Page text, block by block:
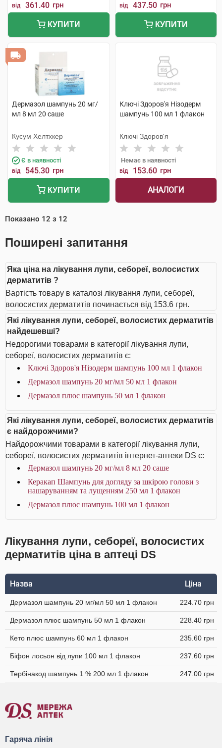
від 361.40 грн
КУПИТИ
від 437.50 грн
КУПИТИ
Дермазол шампунь 20 мг/
мл 8 мл 20 саше
Кусум Хелтхкер
Є в наявності
від 545.30 грн
КУПИТИ
Ключі Здоров'я Нізодерм
шампунь 100 мл 1 флакон
Ключі Здоров'я
Немає в наявності
від 153.60 грн
АНАЛОГИ
Показано 12 з 12
Поширені запитання
Яка ціна на лікування лупи, себореї, волосистих
дерматитів ?
Вартість товару в каталозі лікування лупи, себореї,
волосистих дерматитів починається від 153.6 грн.
Які лікування лупи, себореї, волосистих дерматитів
найдешевші?
Недорогими товарами в категорії лікування лупи,
себореї, волосистих дерматитів є:
Ключі Здоров'я Нізодерм шампунь 100 мл 1 флакон
Дермазол шампунь 20 мг/мл 50 мл 1 флакон
Дермазол плюс шампунь 50 мл 1 флакон
Які лікування лупи, себореї, волосистих дерматитів
є найдорожчими?
Найдорожчими товарами в категорії лікування лупи,
себореї, волосистих дерматитів інтернет-аптеки DS є:
Дермазол шампунь 20 мг/мл 8 мл 20 саше
Керакап Шампунь для догляду за шкірою голови з
нашаруванням та лущенням 250 мл 1 флакон
Дермазол плюс шампунь 100 мл 1 флакон
Лікування лупи, себореї, волосистих
дерматитів ціна в аптеці DS
Назва Ціна
Дермазол шампунь 20 мг/мл 50 мл 1 флакон 224.70 грн
Дермазол плюс шампунь 50 мл 1 флакон 228.40 грн
Кето плюс шампунь 60 мл 1 флакон 235.60 грн
Біфон лосьон від лупи 100 мл 1 флакон 237.60 грн
Тербінакод шампунь 1 % 200 мл 1 флакон 247.00 грн
Гаряча лінія